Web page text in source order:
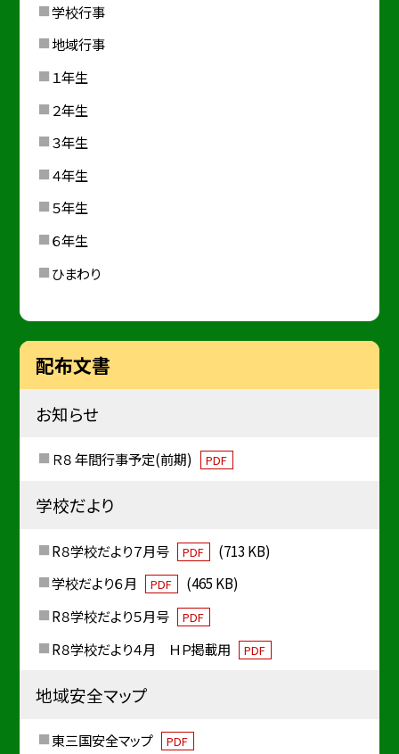
学校行事
地域行事
１年生
２年生
３年生
４年生
５年生
６年生
ひまわり
配布文書
お知らせ
Ｒ８ 年間行事予定(前期) PDF
学校だより
R８学校だより７月号 PDF
(713 KB)
学校だより６月
PDF
(465 KB)
R８学校だより５月号
PDF
R８学校だより４月 ＨＰ掲載用 PDF
地域安全マップ
東三国安全マップ PDF